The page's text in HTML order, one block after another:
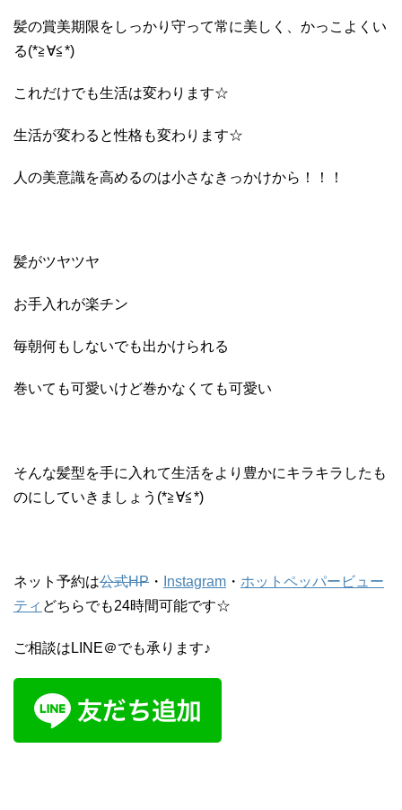
髪の賞美期限をしっかり守って常に美しく、かっこよくい
る(*≧∀≦*)
これだけでも生活は変わります☆
生活が変わると性格も変わります☆
人の美意識を高めるのは小さなきっかけから！！！
髪がツヤツヤ
お手入れが楽チン
毎朝何もしないでも出かけられる
巻いても可愛いけど巻かなくても可愛い
そんな髪型を手に入れて生活をより豊かにキラキラしたも
のにしていきましょう(*≧∀≦*)
ネット予約は公式HP ・ Instagram ・ ホットペッパービュー
ティ どちらでも24時間可能です☆
ご相談はLINE＠でも承ります♪